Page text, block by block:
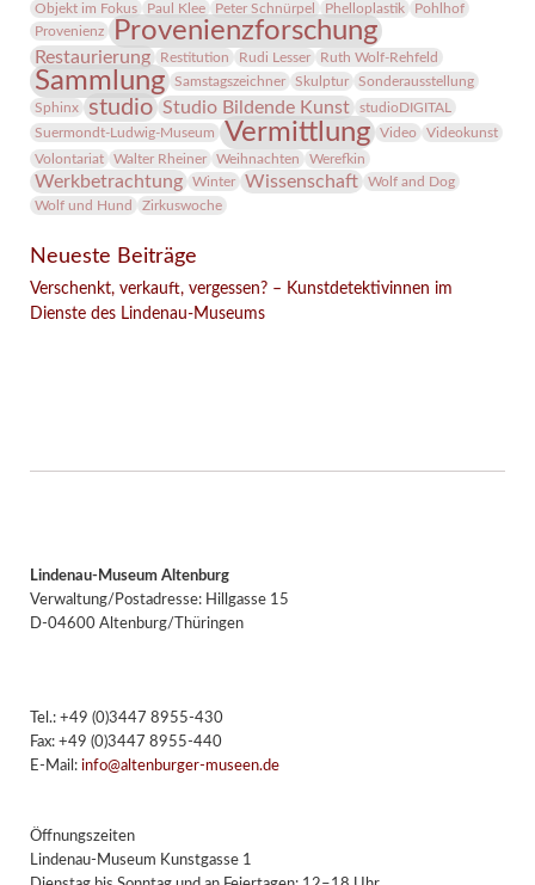
Objekt im Fokus
Paul Klee Peter Schnürpel Phelloplastik
Pohlhof
Provenienz
Provenienzforschung
Restaurierung Restitution Rudi Lesser Ruth Wolf-Rehfeld
Sammlung Samstagszeichner Skulptur
Sonderausstellung
Sphinx
studio Studio Bildende Kunst
studioDIGITAL
Suermondt-Ludwig-Museum
Vermittlung Video
Videokunst
Volontariat
Walter Rheiner Weihnachten Werefkin
Werkbetrachtung Winter Wissenschaft
Wolf and Dog
Wolf und Hund
Zirkuswoche
Neueste Beiträge
Verschenkt, verkauft, vergessen? – Kunstdetektivinnen im
Dienste des Lindenau-Museums
Lindenau-Museum Altenburg
Verwaltung/Postadresse: Hillgasse 15
D-04600 Altenburg/Thüringen
Tel.: +49 (0)3447 8955-430
Fax: +49 (0)3447 8955-440
E-Mail: info@altenburger-museen.de
Öffnungszeiten
Lindenau-Museum Kunstgasse 1